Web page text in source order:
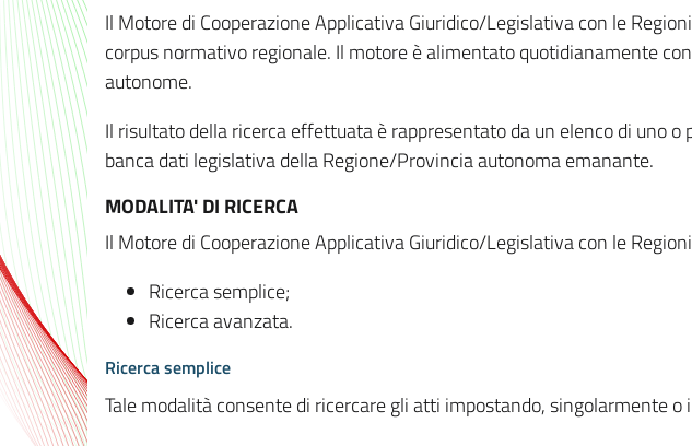
Il Motore di Cooperazione Applicativa Giuridico/Legislativa con le
corpus normativo regionale. Il motore è alimentato quotidianamente
autonome.
Il risultato della ricerca effettuata è rappresentato da un elenco di uno
banca dati legislativa della Regione/Provincia autonoma emanante.
MODALITA' DI RICERCA
Il Motore di Cooperazione Applicativa Giuridico/Legislativa con le
Ricerca semplice;
Ricerca avanzata.
Ricerca semplice
Tale modalità consente di ricercare gli atti impostando, singolarmente